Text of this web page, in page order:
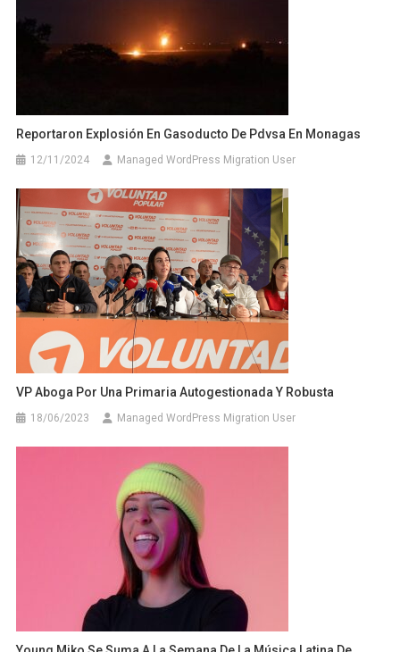
Reportaron Explosión En Gasoducto De Pdvsa En Monagas
12/11/2024 Managed WordPress Migration User
VP Aboga Por Una Primaria Autogestionada Y Robusta
18/06/2023 Managed WordPress Migration User